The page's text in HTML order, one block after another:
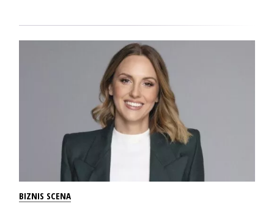
BIZNIS SCENA